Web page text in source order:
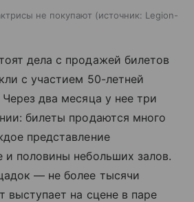
не покупают источник: Legion-
дела с продажей билетов
с участием 50-летней
два месяца у нее три
билеты продаются много
представление
и половины небольших залов.
— не более тысячи
выступает на сцене в паре